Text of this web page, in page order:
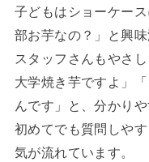
子どもはショーケー
部お芋なの？」と興味
スタッフさんもやさ
大学焼き芋ですよ」
んです」と、分かり
初めてでも質問しや
気が流れています。